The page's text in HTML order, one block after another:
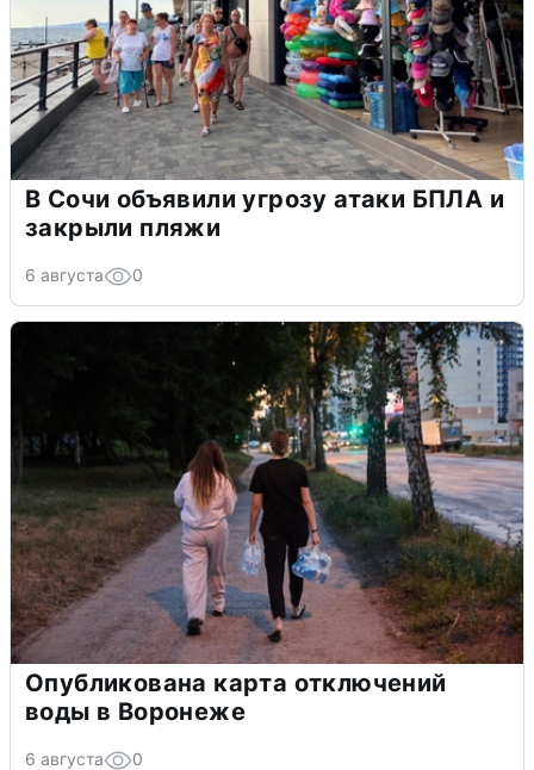
В Сочи объявили угрозу атаки БПЛА и
закрыли пляжи
6 августа 0
Опубликована карта отключений
воды в Воронеже
6 августа 0